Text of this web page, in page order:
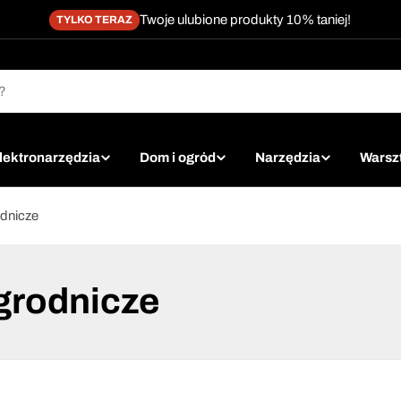
TYLKO TERAZ Twoje ulubione produkty 10% taniej!
Dom i ogród Narzędzia